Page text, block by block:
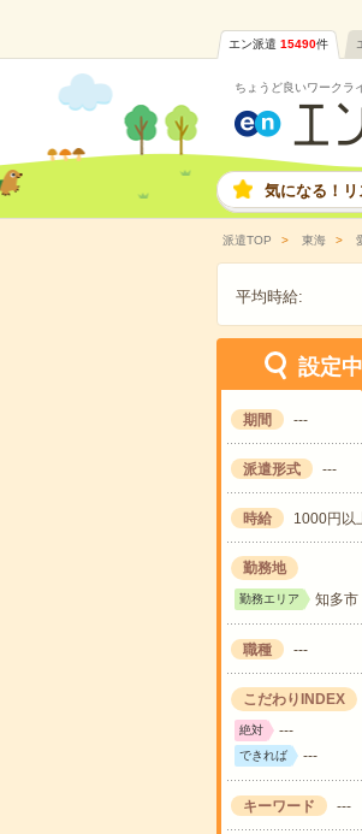
エン派遣 15490件
ちょうど良いワークラ
気になる！リ
派遣TOP 東海
平均時給:
設定
期間 ---
派遣形式 ---
時給 1000円以
勤務地
勤務エリア 知多市
職種 ---
こだわりINDEX
絶対 ---
できれば ---
キーワード ---